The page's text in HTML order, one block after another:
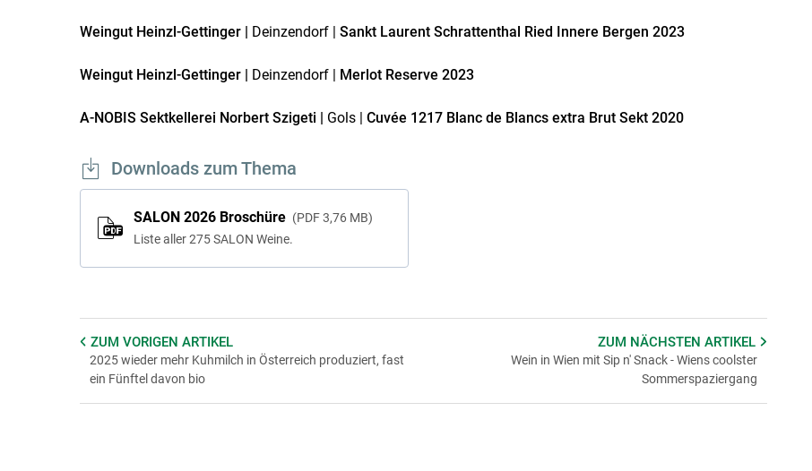
Weingut Heinzl-Gettinger | Deinzendorf | Sankt Laurent Schrattenthal Ried Innere Bergen 2023
Weingut Heinzl-Gettinger | Deinzendorf | Merlot Reserve 2023
A-NOBIS Sektkellerei Norbert Szigeti | Gols | Cuvée 1217 Blanc de Blancs extra Brut Sekt 2020
Downloads zum Thema
SALON 2026 Broschüre PDF 3,76 MB
Liste aller 275 SALON Weine.
ZUM VORIGEN ARTIKEL
2025 wieder mehr Kuhmilch in Österreich produziert, fast
ein Fünftel davon bio
ZUM NÄCHSTENARTIKEL
Wein in Wien mit Sip n' Snack - Wiens coolster
Sommerspaziergang